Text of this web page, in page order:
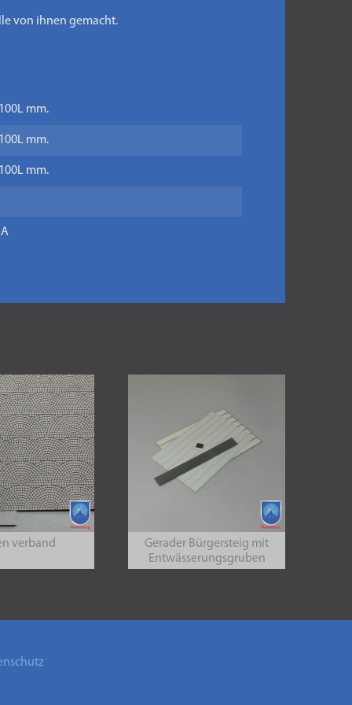
von ihnen gemacht.
mm.
mm.
mm.
verband
Gerader Bürgersteig mit
Entwässerungsgruben